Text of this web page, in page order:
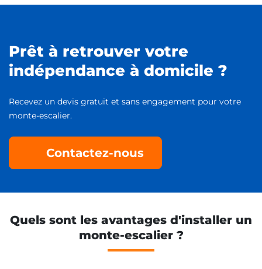
Prêt à retrouver votre
indépendance à domicile ?
Recevez un devis gratuit et sans engagement pour votre
monte-escalier.
Contactez-nous
Quels sont les avantages d'installer un
monte-escalier ?